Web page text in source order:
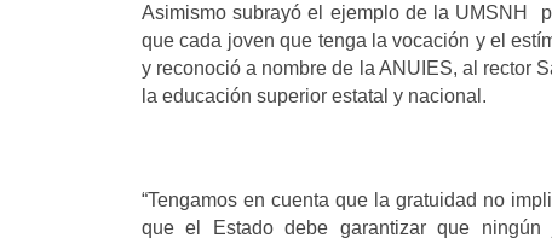
Asimismo subrayó el ejemplo de la UMSNH
que cada joven que tenga la vocación y el
y reconoció a nombre de la ANUIES, al rector
la educación superior estatal y nacional.
“Tengamos en cuenta que la gratuidad no
que el Estado debe garantizar que